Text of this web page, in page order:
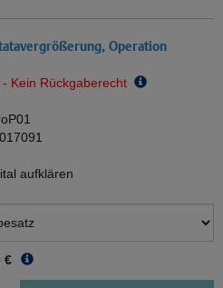
Operation
Kein Rückgaberecht
aufklären
€